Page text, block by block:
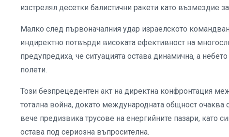
изстрелял десетки балистични ракети като възмездие
Малко след първоначалния удар израелското
индиректно потвърди високата ефективност на
предупредиха, че ситуацията остава динамична, а
полети.
Този безпрецедентен акт на директна конфронтация
тотална война, докато международната общност
вече предизвика трусове на енергийните пазари, като
остава под сериозна въпросителна.